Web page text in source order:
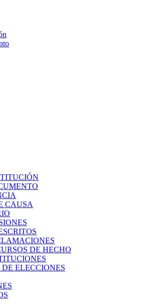
CAUSA
DE HECHO
ELECCIONES